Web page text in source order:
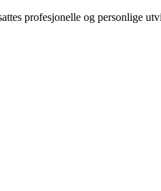
profesjonelle og personlige